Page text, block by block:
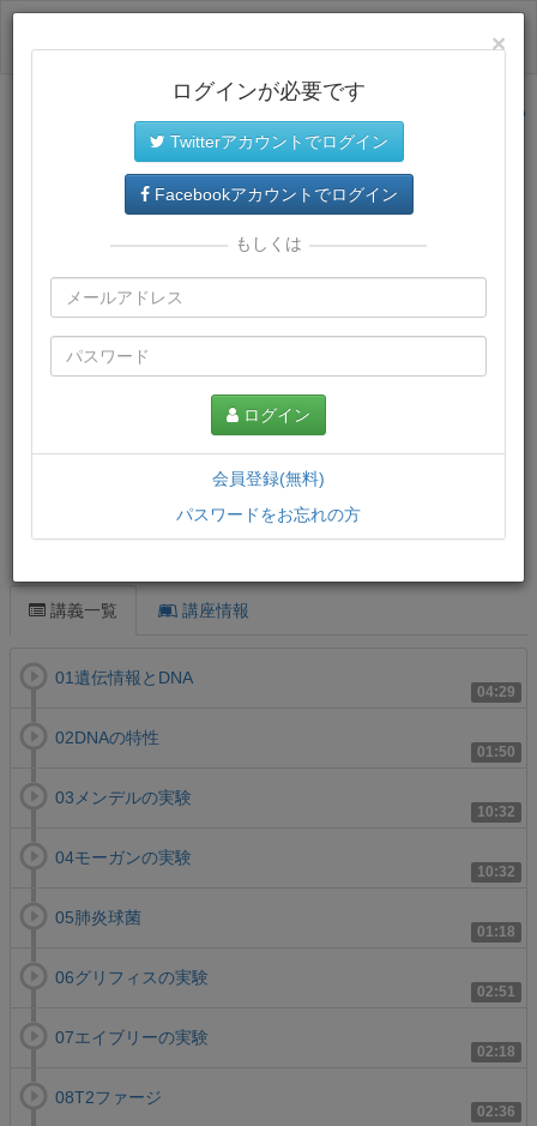
サイトトップに戻る
プレミアム会員では、教材がダウンロードでき、快適な動画
再生環境が提供されます。
講義一覧 講座情報
04:29
01遺伝情報とDNA
01:50
02DNAの特性
10:32
03メンデルの実験
10:32
04モーガンの実験
01:18
05肺炎球菌
02:51
06グリフィスの実験
02:18
07エイブリーの実験
02:36
08T2ファージ
×
ログインが必要です
Twitterアカウントでログイン
Facebookアカウントでログイン
もしくは
ログイン
会員登録(無料)
パスワードをお忘れの方